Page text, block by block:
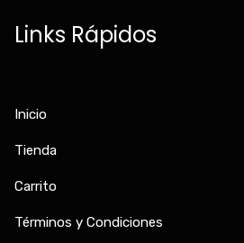
Links Rápidos
Inicio
Tienda
Carrito
Términos y Condiciones